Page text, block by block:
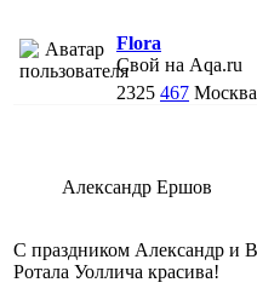
Flora
Свой на Aqa.ru
2325 467 Москва
Александр Ершов
С праздником Александр и
Ротала Уоллича красива!